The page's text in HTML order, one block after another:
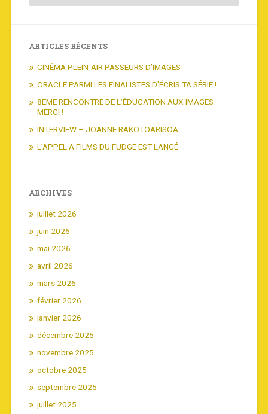
ARTICLES RÉCENTS
CINÉMA PLEIN-AIR PASSEURS D’IMAGES
ORACLE PARMI LES FINALISTES D’ÉCRIS TA SÉRIE !
8ÈME RENCONTRE DE L’ÉDUCATION AUX IMAGES –
MERCI !
INTERVIEW – JOANNE RAKOTOARISOA
L’APPEL A FILMS DU FUDGE EST LANCÉ
ARCHIVES
juillet 2026
juin 2026
mai 2026
avril 2026
mars 2026
février 2026
janvier 2026
décembre 2025
novembre 2025
octobre 2025
septembre 2025
juillet 2025